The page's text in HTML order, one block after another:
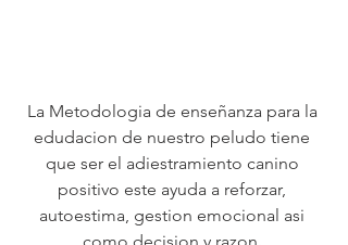
La Metodologia de enseñanza para la
edudacion de nuestro peludo tiene
que ser el adiestramiento canino
positivo este ayuda a reforzar,
autoestima, gestion emocional asi